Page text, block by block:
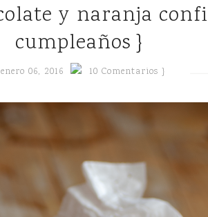
cumpleaños }
enero 06, 2016 10 Comentarios }